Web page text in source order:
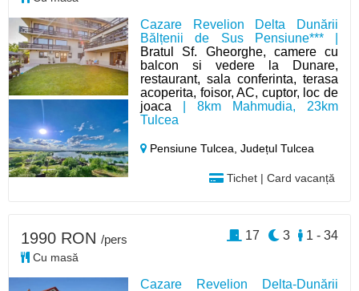
Cazare Revelion Delta Dunării
Bălțenii de Sus Pensiune*** |
Bratul Sf. Gheorghe, camere cu
balcon si vedere la Dunare,
restaurant, sala conferinta, terasa
acoperita, foisor, AC, cuptor, loc de
joaca | 8km Mahmudia, 23km
Tulcea
Pensiune Tulcea,Județul Tulcea
Tichet | Card vacanță
Cazare Revelion Delta-Dunării
1990 RON /pers
Cu masă
1 - 34
3
17